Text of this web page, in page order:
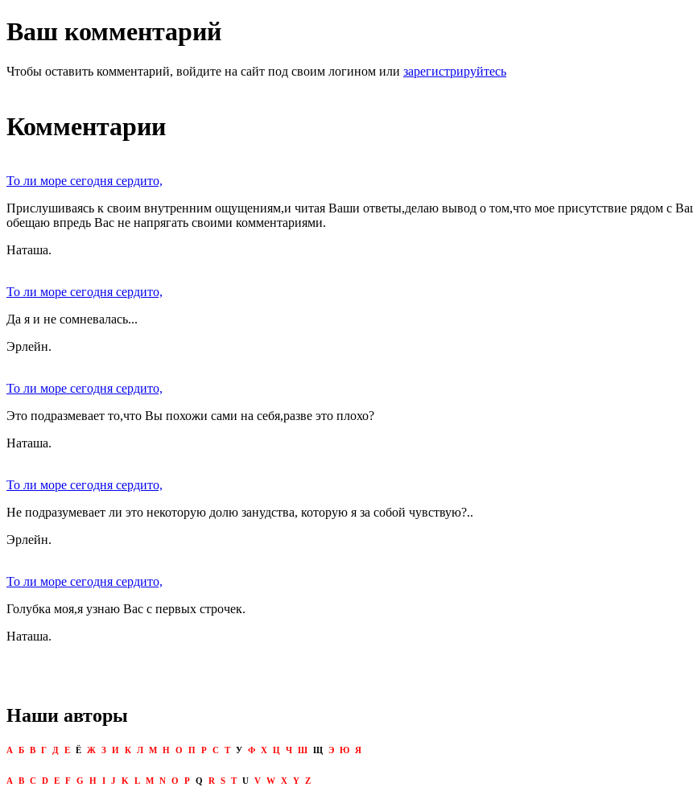
Ваш комментарий
Чтобы оставить комментарий, войдите на сайт под своим логином или зарегистрируйтесь
Комментарии
То ли море сегодня сердито,
Прислушиваясь к своим внутренним ощущениям,и читая Ваши ответы,делаю вывод о том,что мое присутствие рядом с
обещаю впредь Вас не напрягать своими комментариями.
Наташа.
То ли море сегодня сердито,
Да я и не сомневалась...
Эрлейн.
То ли море сегодня сердито,
Это подразмевает то,что Вы похожи сами на себя,разве это плохо?
Наташа.
То ли море сегодня сердито,
Не подразумевает ли это некоторую долю занудства, которую я за собой чувствую?..
Эрлейн.
То ли море сегодня сердито,
Голубка моя,я узнаю Вас с первых строчек.
Наташа.
Наши авторы
А Б В Г Д Е Ё Ж З И К Л М Н О П Р С Т У Ф Х Ц Ч Ш Щ Э Ю Я
A B C D E F G H I J K L M N O P Q R S T U V W X Y Z